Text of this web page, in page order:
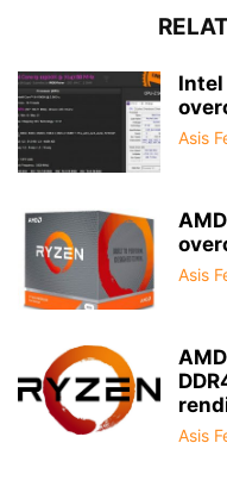
Intel
Asis
Asis
Asis